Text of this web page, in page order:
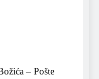
– Pošte